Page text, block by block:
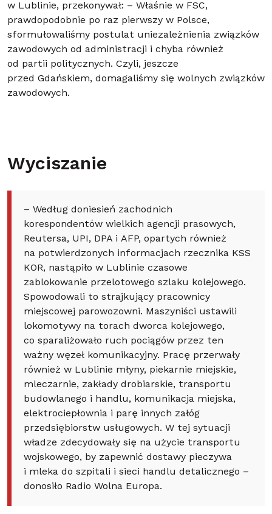
w Lublinie, przekonywał: – Właśnie w FSC,
prawdopodobnie po raz pierwszy w Polsce,
sformułowaliśmy postulat uniezależnienia związków
zawodowych od administracji i chyba również
od partii politycznych. Czyli, jeszcze
przed Gdańskiem, domagaliśmy się wolnych związków
zawodowych.
Wyciszanie
– Według doniesień zachodnich
korespondentów wielkich agencji prasowych,
Reutersa, UPI, DPA i AFP, opartych również
na potwierdzonych informacjach rzecznika KSS
KOR, nastąpiło w Lublinie czasowe
zablokowanie przelotowego szlaku kolejowego.
Spowodowali to strajkujący pracownicy
miejscowej parowozowni. Maszyniści ustawili
lokomotywy na torach dworca kolejowego,
co sparaliżowało ruch pociągów przez ten
ważny węzeł komunikacyjny. Pracę przerwały
również w Lublinie młyny, piekarnie miejskie,
mleczarnie, zakłady drobiarskie, transportu
budowlanego i handlu, komunikacja miejska,
elektrociepłownia i parę innych załóg
przedsiębiorstw usługowych. W tej sytuacji
władze zdecydowały się na użycie transportu
wojskowego, by zapewnić dostawy pieczywa
i mleka do szpitali i sieci handlu detalicznego –
donosiło Radio Wolna Europa.